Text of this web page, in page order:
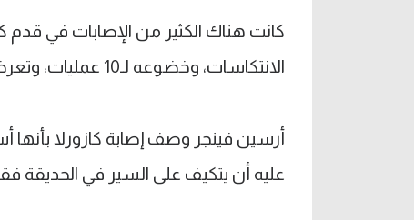
كانت هناك الكثير من الإصابات في قدم
الانتكاسات، وخضوعه لـ10 عمليات، وتعرضه لعدوى قوية في قدمه حتى أنه كاد أن يخسر قدمه.
أرسين فينجر وصف إصابة كازورلا بأنها
عليه أن يتكيف على السير في الحديقة